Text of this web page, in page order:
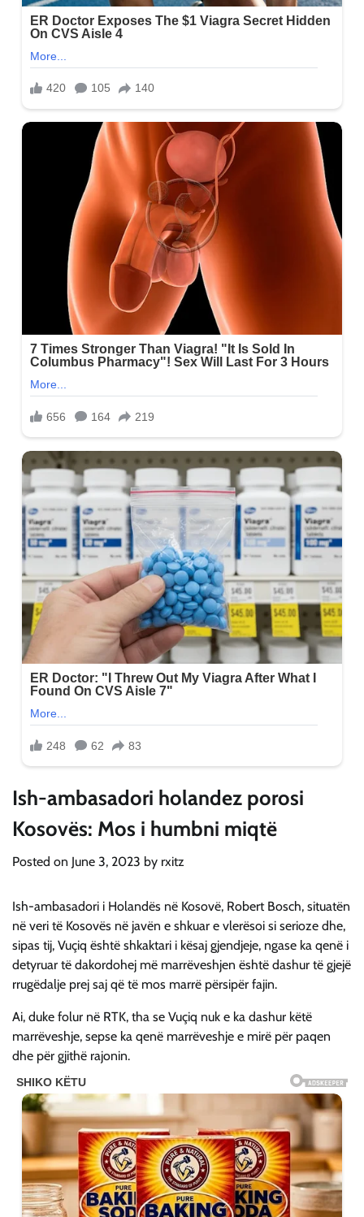
Ish-ambasadori holandez porosi
Kosovës: Mos i humbni miqtë
Posted on June 3, 2023 by rxitz
Ish-ambasadori i Holandës në Kosovë, Robert Bosch, situatën
në veri të Kosovës në javën e shkuar e vlerësoi si serioze dhe,
sipas tij, Vuçiq është shkaktari i kësaj gjendjeje, ngase ka qenë i
detyruar të dakordohej më marrëveshjen është dashur të gjejë
rrugëdalje prej saj që të mos marrë përsipër fajin.
Ai, duke folur në RTK, tha se Vuçiq nuk e ka dashur këtë
marrëveshje, sepse ka qenë marrëveshje e mirë për paqen
dhe për gjithë rajonin.